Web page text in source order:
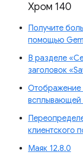
Хром 140
Получите
помощью
В разделе
заголовок
Отображение
всплывающей
клиентского
Маяк 12.8.0